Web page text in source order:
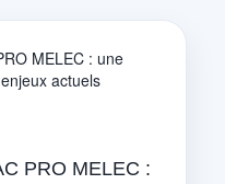
PRO MELEC :